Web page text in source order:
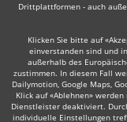
Drittplattformen - auch
Klicken Sie bitte auf
einverstanden sind und
außerhalb des
zustimmen. In diesem Fall
Dailymotion, Google Maps,
Klick auf «Ablehnen»
Dienstleister deaktiviert.
individuelle Einstellungen